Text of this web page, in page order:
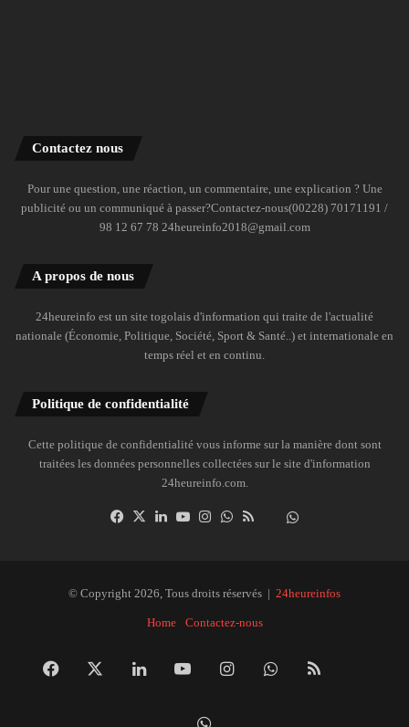
Contactez nous
Pour une question, une réaction, un commentaire, une explication ? Une
publicité ou un communiqué à passer?Contactez-nous(00228) 70171191 /
98 12 67 78 24heureinfo2018@gmail.com
A propos de nous
24heureinfo est un site togolais d'information qui traite de l'actualité
nationale (Économie, Politique, Société, Sport & Santé..) et internationale en
temps réel et en continu.
Politique de confidentialité
Cette politique de confidentialité vous informe sur la manière dont sont
traitées les données personnelles collectées sur le site d'information
24heureinfo.com.
Facebook
X LinkedinYouTubeInstagramWhatsAppDailymotion
© Copyright 2026, Tous droits réservés | 24heureinfos
Home Contactez-nous
Facebook LinkedinYouTubeInstagramWhatsApp
RSS